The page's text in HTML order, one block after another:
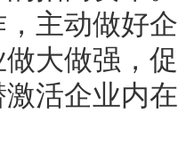
主动做好
大做强，
活企业内